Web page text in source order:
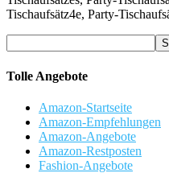
Tischaufsätz4e, Party-
Tolle Angebote
Amazon-Startseite
Amazon-Empfehlungen
Amazon-Angebote
Amazon-Restposten
Fashion-Angebote